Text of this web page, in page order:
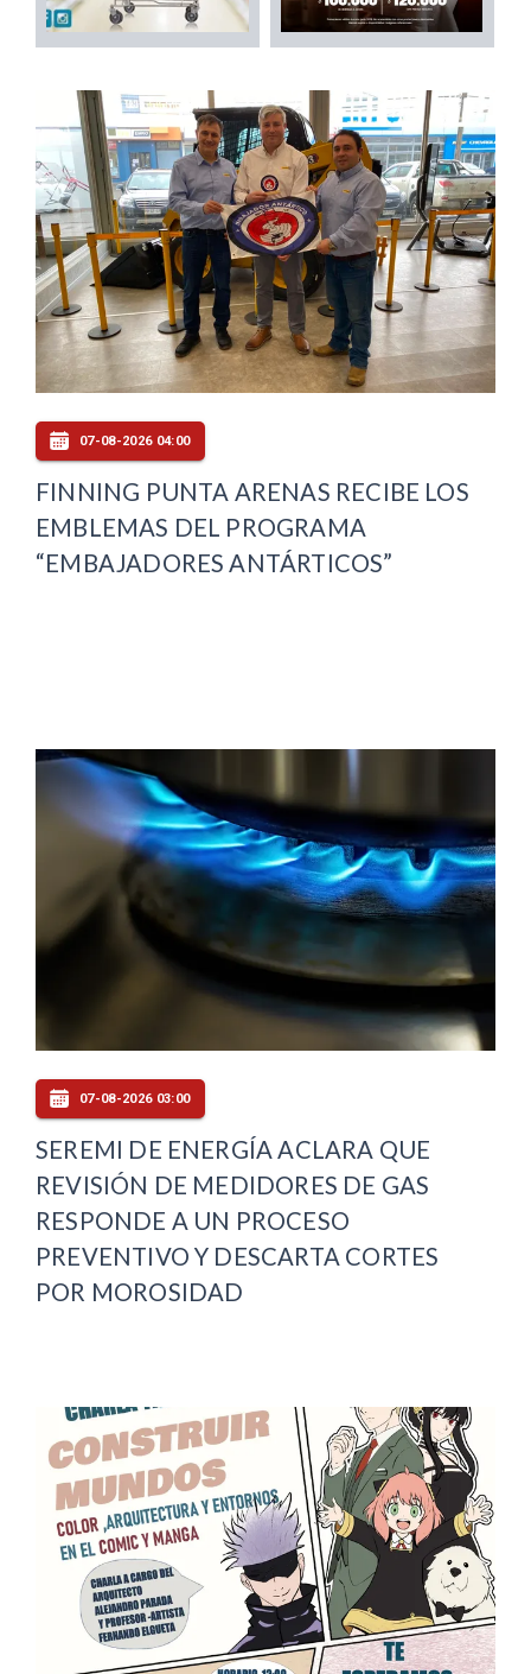
07-08-2026 04:00
FINNING PUNTA ARENAS RECIBE LOS
EMBLEMAS DEL PROGRAMA
“EMBAJADORES ANTÁRTICOS”
07-08-2026 03:00
SEREMI DE ENERGÍA ACLARA QUE
REVISIÓN DE MEDIDORES DE GAS
RESPONDE A UN PROCESO
PREVENTIVO Y DESCARTA CORTES
POR MOROSIDAD